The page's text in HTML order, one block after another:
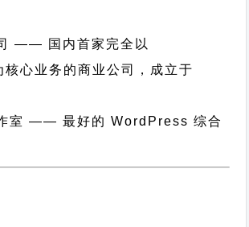
—— 国内首家完全以
心业务的商业公司，成立于
室 —— 最好的 WordPress 综合